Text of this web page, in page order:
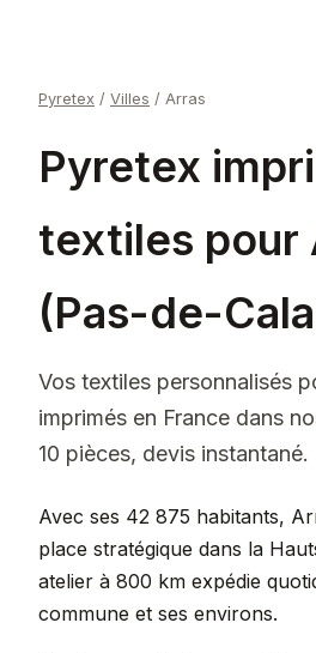
Pyretex / Villes / Arras
Pyretex
textiles pour
(Pas-de-
Vos textiles personnalisés
imprimés en France dans
10 pièces, devis instantané.
Avec ses 42 875 habitants,
place stratégique dans la
atelier à 800 km expédie
commune et ses environs.